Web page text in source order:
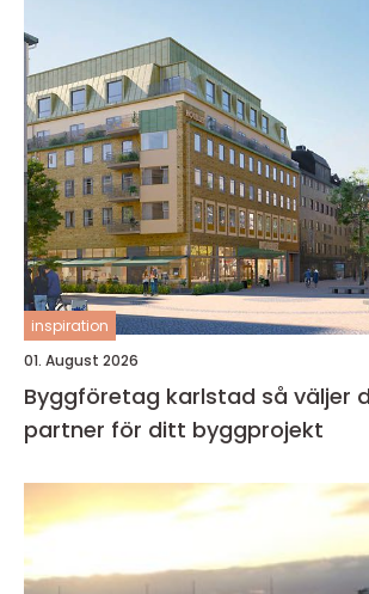
inspiration
01. August 2026
Byggföretag karlstad så väljer du rätt
partner för ditt byggprojekt